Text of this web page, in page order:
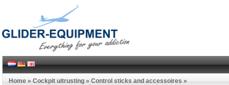
Home » Cockpit uitrusting » Control sticks and accessoires »